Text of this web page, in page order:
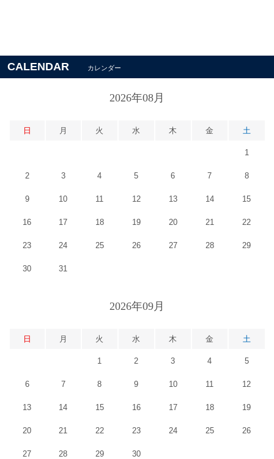
CALENDAR カレンダー
2026年08月
日 月 火 水 木 金 土
1
2 3 4 5 6 7 8
9 10 11 12 13 14 15
16 17 18 19 20 21 22
23 24 25 26 27 28 29
30 31
2026年09月
日 月 火 水 木 金 土
1 2 3 4 5
6 7 8 9 10 11 12
13 14 15 16 17 18 19
20 21 22 23 24 25 26
27 28 29 30